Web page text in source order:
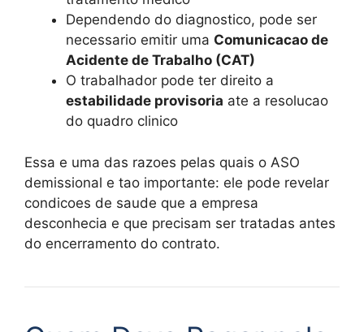
Dependendo do diagnostico, pode ser
necessario emitir uma Comunicacao de
Acidente de Trabalho (CAT)
O trabalhador pode ter direito a
estabilidade provisoria ate a resolucao
do quadro clinico
Essa e uma das razoes pelas quais o ASO
demissional e tao importante: ele pode revelar
condicoes de saude que a empresa
desconhecia e que precisam ser tratadas antes
do encerramento do contrato.